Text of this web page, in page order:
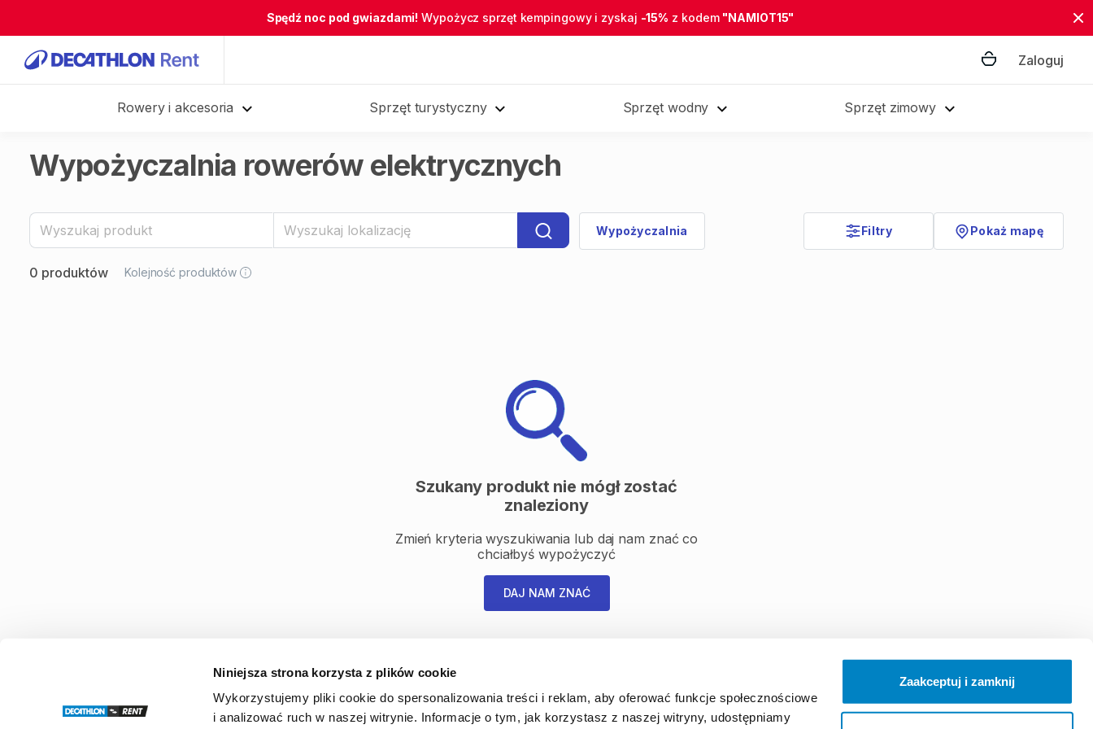
Niniejsza strona korzysta z plików cookie
Wykorzystujemy pliki cookie do spersonalizowania treści i reklam, aby oferować funkcje społecznościowe
i analizować ruch w naszej witrynie. Informacje o tym, jak korzystasz z naszej witryny, udostępniamy
Zaakceptuj i zamknij
Spędź noc pod gwiazdami! Wypożycz sprzęt kempingowy i zyskaj -15% z kodem "NAMIOT15"
Zaloguj
Rowery i akcesoria Sprzęt turystyczny Sprzęt wodny Sprzęt zimowy
Wypożyczalnia rowerów elektrycznych
Wypożyczalnia Filtry Pokaż mapę
0 produktów Kolejność produktów
Szukany produkt nie mógł zostać
znaleziony
Zmień kryteria wyszukiwania lub daj nam znać co
chciałbyś wypożyczyć
DAJ NAM ZNAĆ